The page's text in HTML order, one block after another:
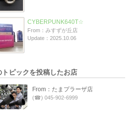
CYBERPUNK640T☆
From：みすずが丘店
Update：2025.10.06
トピックを投稿したお店
From：たまプラーザ店
(☎) 045-902-6999